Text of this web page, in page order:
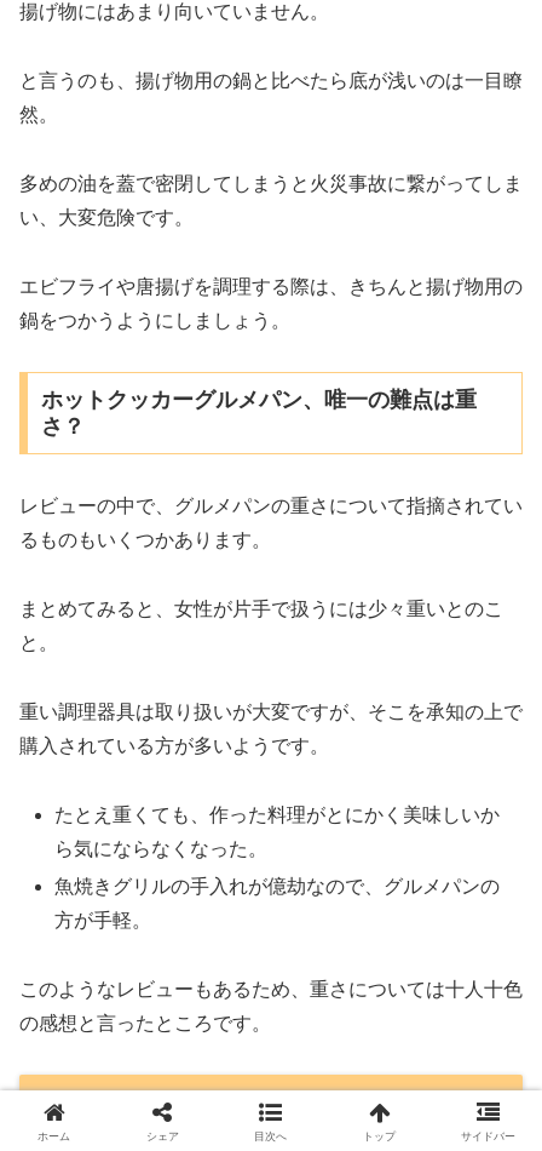
揚げ物にはあまり向いていません。
と言うのも、揚げ物用の鍋と比べたら底が浅いのは一目瞭
然。
多めの油を蓋で密閉してしまうと火災事故に繋がってしま
い、大変危険です。
エビフライや唐揚げを調理する際は、きちんと揚げ物用の
鍋をつかうようにしましょう。
ホットクッカーグルメパン、唯一の難点は重
さ？
レビューの中で、グルメパンの重さについて指摘されてい
るものもいくつかあります。
まとめてみると、女性が片手で扱うには少々重いとのこ
と。
重い調理器具は取り扱いが大変ですが、そこを承知の上で
購入されている方が多いようです。
たとえ重くても、作った料理がとにかく美味しいか
ら気にならなくなった。
魚焼きグリルの手入れが億劫なので、グルメパンの
方が手軽。
このようなレビューもあるため、重さについては十人十色
の感想と言ったところです。
ホットクッカーグルメパンのサイズと価
格
ホーム シェア 目次へ トップ サイドバー